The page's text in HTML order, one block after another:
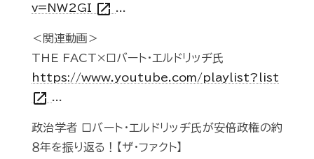
v=NW2GI open_in_new ...
＜関連動画＞
THE FACT×ロバート・エルドリッヂ氏
https://www.youtube.com/playlist?list
open_in_new ...
政治学者 ロバート・エルドリッヂ氏が安倍政権の約
８年を振り返る！【ザ・ファクト】